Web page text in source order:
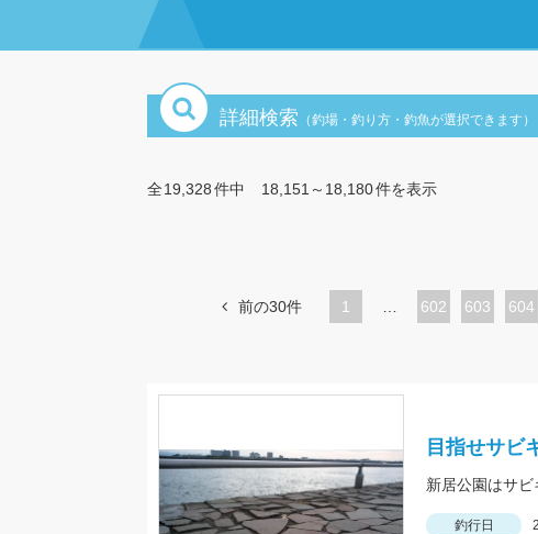
詳細検索 （釣場・釣り方・釣魚が選択できます）
全19,328件中 18,151～18,180件を表示
前の30件 1
ペ
602
ペ
603
ペ
604
目指せサビ
新居公園はサ
釣行日